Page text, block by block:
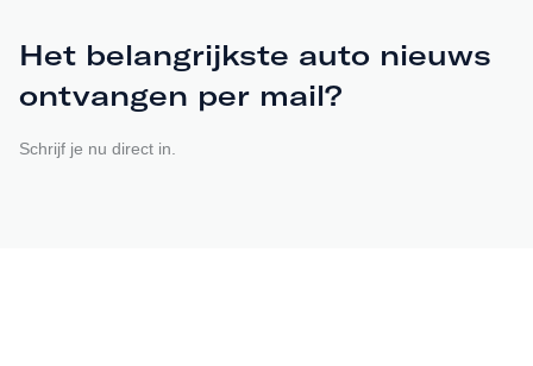
Het belangrijkste auto nieuws
ontvangen per mail?
Schrijf je nu direct in.